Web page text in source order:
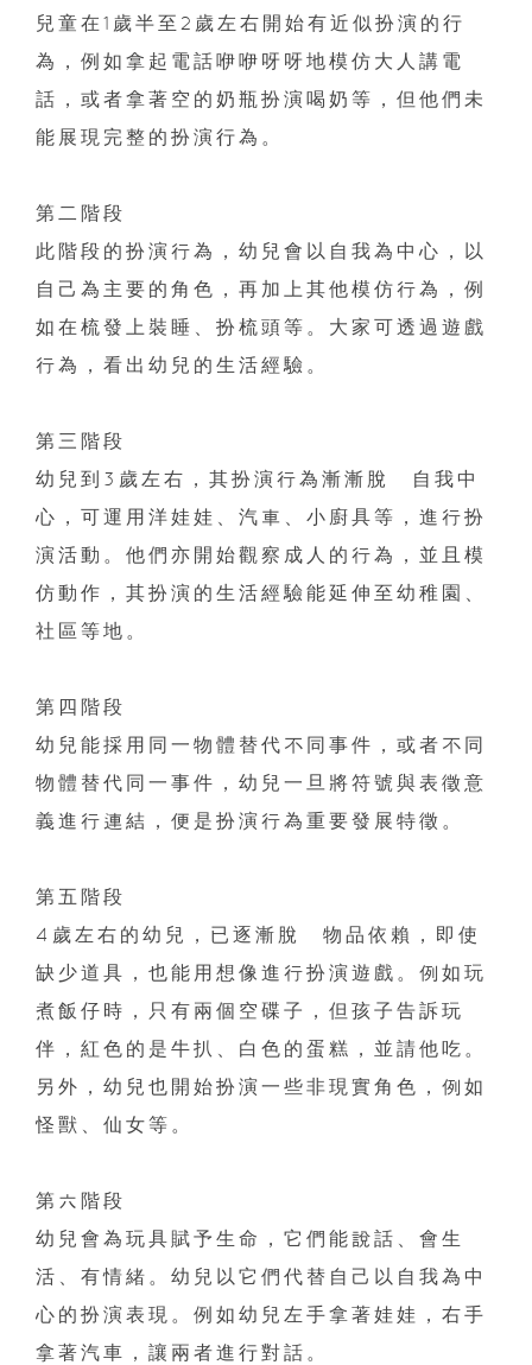
兒童在 1 歲半至 2 歲左右開始有近似扮演的行
為，例如拿起電話咿咿呀呀地模仿大人講電
話，或者拿著空的奶瓶扮演喝奶等，但他們未
能展現完整的扮演行為。
第二階段
此階段的扮演行為，幼兒會以自我為中心，以
自己為主要的角色，再加上其他模仿行為，例
如在梳發上裝睡、扮梳頭等。大家可透過遊戲
行為，看出幼兒的生活經驗。
第三階段
幼兒到 3 歲左右，其扮演行為漸漸脫離自我中
心，可運用洋娃娃、汽車、小廚具等，進行扮
演活動。他們亦開始觀察成人的行為，並且模
仿動作，其扮演的生活經驗能延伸至幼稚園、
社區等地。
第四階段
幼兒能採用同一物體替代不同事件，或者不同
物體替代同一事件，幼兒一旦將符號與表徵意
義進行連結，便是扮演行為重要發展特徵。
第五階段
4 歲左右的幼兒，已逐漸脫離物品依賴，即使
缺少道具，也能用想像進行扮演遊戲。例如玩
煮飯仔時，只有兩個空碟子，但孩子告訴玩
伴，紅色的是牛扒、白色的蛋糕，並請他吃。
另外，幼兒也開始扮演一些非現實角色，例如
怪獸、仙女等。
第六階段
幼兒會為玩具賦予生命，它們能說話、會生
活、有情緒。幼兒以它們代替自己以自我為中
心的扮演表現。例如幼兒左手拿著娃娃，右手
拿著汽車，讓兩者進行對話。